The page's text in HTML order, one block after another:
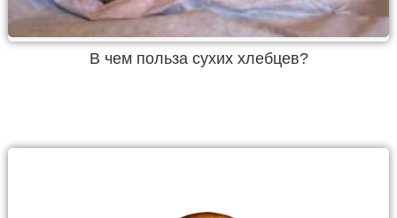
В чем польза сухих хлебцев?